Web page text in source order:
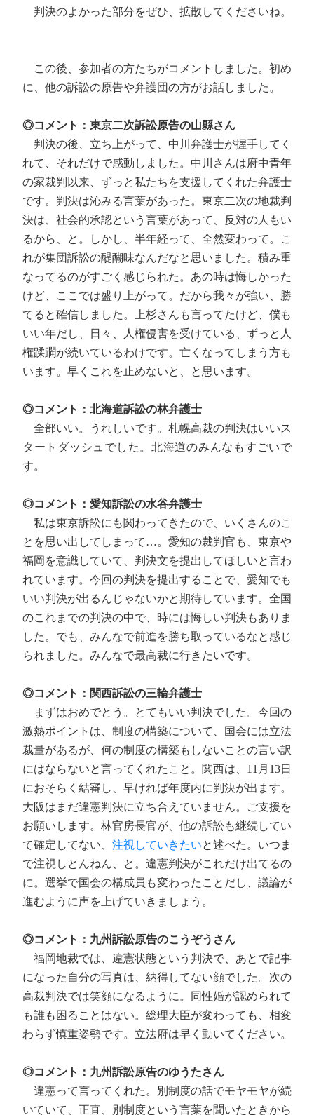
判決のよかった部分をぜひ、拡散してくださいね。
この後、参加者の方たちがコメントしました。初め
に、他の訴訟の原告や弁護団の方がお話しました。
◎コメント：東京二次訴訟原告の山縣さん
判決の後、立ち上がって、中川弁護士が握手してく
れて、それだけで感動しました。中川さんは府中青年
の家裁判以来、ずっと私たちを支援してくれた弁護士
です。判決は沁みる言葉があった。東京二次の地裁判
決は、社会的承認という言葉があって、反対の人もい
るから、と。しかし、半年経って、全然変わって。こ
れが集団訴訟の醍醐味なんだなと思いました。積み重
なってるのがすごく感じられた。あの時は悔しかった
けど、ここでは盛り上がって。だから我々が強い、勝
てると確信しました。上杉さんも言ってたけど、僕も
いい年だし、日々、人権侵害を受けている、ずっと人
権蹂躙が続いているわけです。亡くなってしまう方も
います。早くこれを止めないと、と思います。
◎コメント：北海道訴訟の林弁護士
全部いい。うれしいです。札幌高裁の判決はいいス
タートダッシュでした。北海道のみんなもすごいで
す。
◎コメント：愛知訴訟の水谷弁護士
私は東京訴訟にも関わってきたので、いくさんのこ
とを思い出してしまって…。愛知の裁判官も、東京や
福岡を意識していて、判決文を提出してほしいと言わ
れています。今回の判決を提出することで、愛知でも
いい判決が出るんじゃないかと期待しています。全国
のこれまでの判決の中で、時には悔しい判決もありま
した。でも、みんなで前進を勝ち取っているなと感じ
られました。みんなで最高裁に行きたいです。
◎コメント：関西訴訟の三輪弁護士
まずはおめでとう。とてもいい判決でした。今回の
激熱ポイントは、制度の構築について、国会には立法
裁量があるが、何の制度の構築もしないことの言い訳
にはならないと言ってくれたこと。関西は、11月13日
におそらく結審し、早ければ年度内に判決が出ます。
大阪はまだ違憲判決に立ち合えていません。ご支援を
お願いします。林官房長官が、他の訴訟も継続してい
て確定してない、 注視していきたいと述べた。いつま
で注視しとんねん、と。違憲判決がこれだけ出てるの
に。選挙で国会の構成員も変わったことだし、議論が
進むように声を上げていきましょう。
◎コメント：九州訴訟原告のこうぞうさん
福岡地裁では、違憲状態という判決で、あとで記事
になった自分の写真は、納得してない顔でした。次の
高裁判決では笑顔になるように。同性婚が認められて
も誰も困ることはない。総理大臣が変わっても、相変
わらず慎重姿勢です。立法府は早く動いてください。
◎コメント：九州訴訟原告のゆうたさん
違憲って言ってくれた。別制度の話でモヤモヤが続
いていて、正直、別制度という言葉を聞いたときから